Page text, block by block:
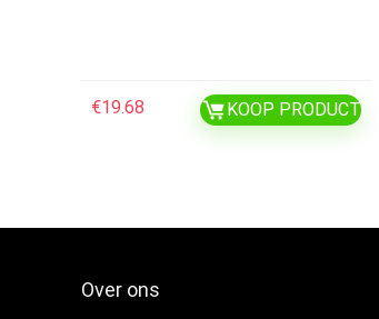
€19.68 KOOP PRODUCT
Over ons